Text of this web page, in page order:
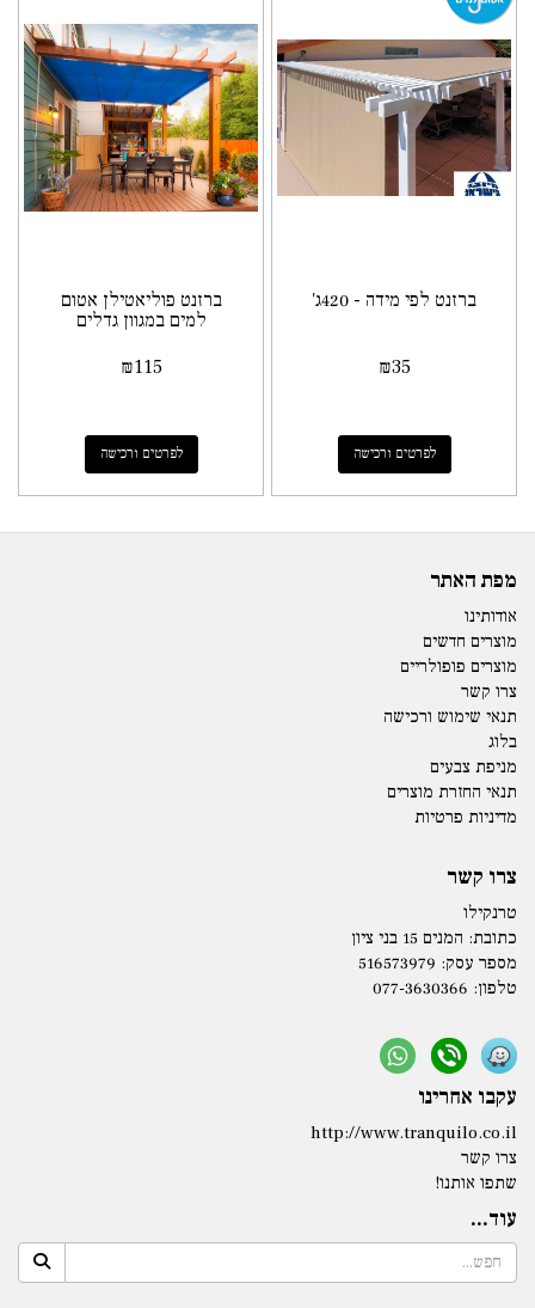
ברזנט לפי מידה - 420ג'
₪35
לפרטים ורכישה
ברזנט פוליאטילן אטום
למים במגוון גדלים
₪115
לפרטים ורכישה
מפת האתר
אודותינו
מוצרים חדשים
מוצרים פופולריים
צרו קשר
תנאי שימוש ורכישה
בלוג
מניפת צבעים
תנאי החזרת מוצרים
מדיניות פרטיות
צרו קשר
טרנקילו
כתובת: המנים 15 בני ציון
מספר עסק: 516573979
טלפון: 077-3630366
עקבו אחרינו
http://www.tranquilo.co.il
צרו קשר
שתפו אותנו!
עוד...